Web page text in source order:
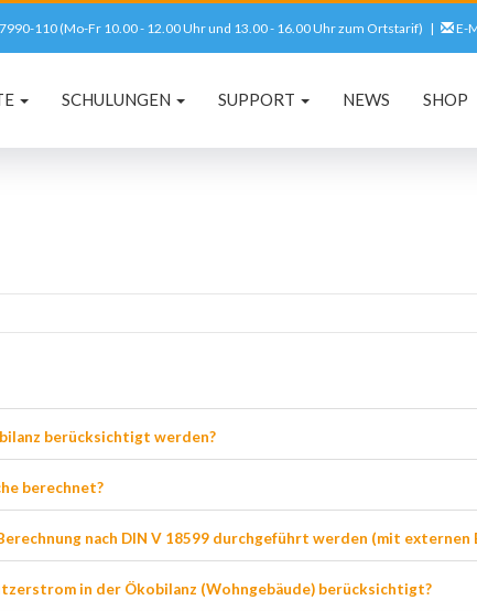
110 (Mo-Fr 10.00 - 12.00 Uhr und 13.00 - 16.00 Uhr zum Ortstarif) | E-
SCHULUNGEN SUPPORT NEWS SHOP
berücksichtigt werden?
berechnet?
nach DIN V 18599 durchgeführt werden (mit externen
in der Ökobilanz (Wohngebäude) berücksichtigt?